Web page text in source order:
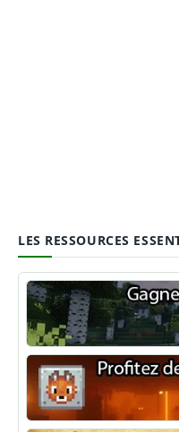
LES RESSOURCES
Optifine
NeoForge